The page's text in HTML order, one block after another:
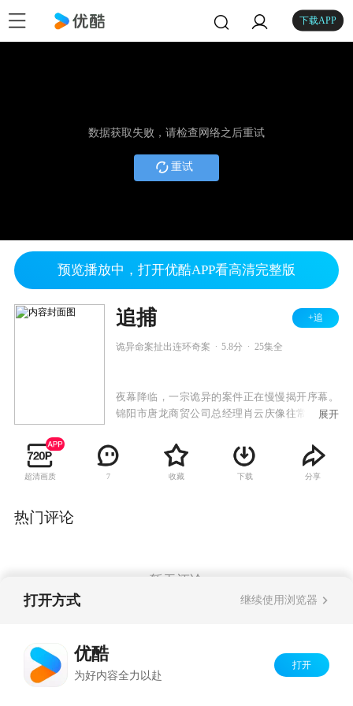
下载APP
数据获取失败，请检查网络之后重试
重试
预览播放中，打开优酷APP看高清完整版
追捕 +追
诡异命案扯出连环奇案 5.8分 25集全
夜幕降临，一宗诡异的案件正在慢慢揭开序幕。
锦阳市唐龙商贸公司总经理肖云庆像往常一样悄
梯的同时，一个与他穿戴完全一致的男人掏出了
打开韦彩华家门的钥匙，一声凄惨的叫喊声撕裂
了繁华小区寂静的夜。刑警队正面临着前所未有
展开
超清画质 7 收藏 下载 分享
热门评论
暂无评论
打开方式 继续使用浏览器
优酷
为好内容全力以赴
打开